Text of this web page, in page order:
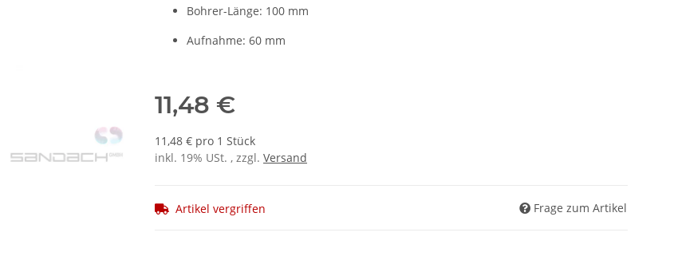
Bohrer-Länge: 100 mm
Aufnahme: 60 mm
11,48 €
11,48 € pro 1 Stück
inkl. 19% USt. , zzgl. Versand
Artikel vergriffen Frage zum Artikel